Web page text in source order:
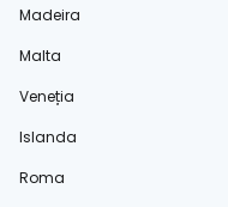
Madeira
Malta
Veneția
Islanda
Roma